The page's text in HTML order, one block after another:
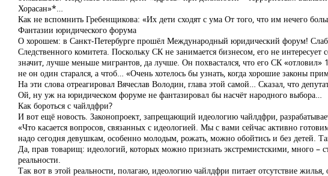
Хорасан»*…
Как не вспомнить Гребенщикова: «Их дети сходят с ума От того, что им нечего
Фантазии юридического форума
О хорошем: в Санкт-Петербурге прошёл Международный юридический форум!
Следственного комитета. Поскольку СК не занимается бизнесом, его не
значит, лучше меньше мигрантов, да лучше. Он похвастался, что его СК
не он один старался, а чтоб… «Очень хотелось бы узнать, когда хорошие законы
На эти слова отреагировал Вячеслав Володин, глава этой самой… Сказал, что
Ой, ну уж на юридическом форуме не фантазировал бы насчёт народного выбора…
Как бороться с чайлдфри?
И вот ещё новость. Законопроект, запрещающий идеологию чайлдфри,
«Что касается вопросов, связанных с идеологией. Мы с вами сейчас активно
надо сегодня девушкам, особенно молодым, рожать, можно обойтись и без детей.
Да, прав товарищ: идеологий, которых можно признать экстремистскими, много –
реальности.
Так вот в этой реальности, полагаю, идеологию чайлдфри питает отсутствие